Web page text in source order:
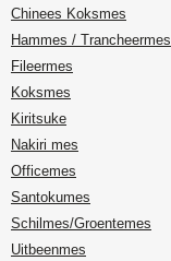
Chinees Koksmes
Hammes / Trancheermes
Fileermes
Koksmes
Kiritsuke
Nakiri mes
Officemes
Santokumes
Schilmes/Groentemes
Uitbeenmes